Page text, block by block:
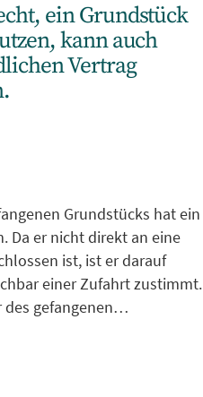
ein Grundstück
kann auch
Vertrag
Grundstücks hat ein
Da er nicht direkt an eine
ist, ist er darauf
einer Zufahrt zustimmt.
des gefangenen…